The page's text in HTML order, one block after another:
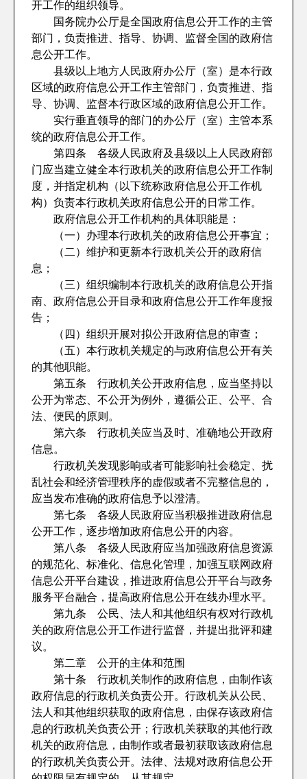
开工作的组织领导。
国务院办公厅是全国政府信息公开工作的主管
部门，负责推进、指导、协调、监督全国的政府信
息公开工作。
县级以上地方人民政府办公厅（室）是本行政
区域的政府信息公开工作主管部门，负责推进、指
导、协调、监督本行政区域的政府信息公开工作。
实行垂直领导的部门的办公厅（室）主管本系
统的政府信息公开工作。
第四条 各级人民政府及县级以上人民政府部
门应当建立健全本行政机关的政府信息公开工作制
度，并指定机构（以下统称政府信息公开工作机
构）负责本行政机关政府信息公开的日常工作。
政府信息公开工作机构的具体职能是：
（一）办理本行政机关的政府信息公开事宜；
（二）维护和更新本行政机关公开的政府信
息；
（三）组织编制本行政机关的政府信息公开指
南、政府信息公开目录和政府信息公开工作年度报
告；
（四）组织开展对拟公开政府信息的审查；
（五）本行政机关规定的与政府信息公开有关
的其他职能。
第五条 行政机关公开政府信息，应当坚持以
公开为常态、不公开为例外，遵循公正、公平、合
法、便民的原则。
第六条 行政机关应当及时、准确地公开政府
信息。
行政机关发现影响或者可能影响社会稳定、扰
乱社会和经济管理秩序的虚假或者不完整信息的，
应当发布准确的政府信息予以澄清。
第七条 各级人民政府应当积极推进政府信息
公开工作，逐步增加政府信息公开的内容。
第八条 各级人民政府应当加强政府信息资源
的规范化、标准化、信息化管理，加强互联网政府
信息公开平台建设，推进政府信息公开平台与政务
服务平台融合，提高政府信息公开在线办理水平。
第九条 公民、法人和其他组织有权对行政机
关的政府信息公开工作进行监督，并提出批评和建
议。
第二章 公开的主体和范围
第十条 行政机关制作的政府信息，由制作该
政府信息的行政机关负责公开。行政机关从公民、
法人和其他组织获取的政府信息，由保存该政府信
息的行政机关负责公开；行政机关获取的其他行政
机关的政府信息，由制作或者最初获取该政府信息
的行政机关负责公开。法律、法规对政府信息公开